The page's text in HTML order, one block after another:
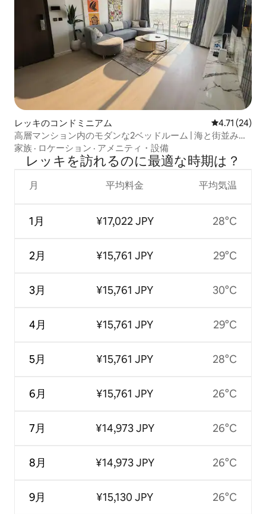
レッキのコンドミニアム レビュー24
4.71 (24)
高層マンション内のモダンな2ベッドルーム | 海と街並みの
景色
家族 · ロケーション · アメニティ・設備
レッキを訪⁠れ⁠るの⁠に最⁠適⁠な時⁠期⁠は⁠？
月
1月
2月
3月
4月
5月
6月
7月
8月
9月
平均料金
¥17,022 JPY
¥15,761 JPY
¥15,761 JPY
¥15,761 JPY
¥15,761 JPY
¥15,761 JPY
¥14,973 JPY
¥14,973 JPY
¥15,130 JPY
平均気温
28°C
29°C
30°C
29°C
28°C
26°C
26°C
26°C
26°C